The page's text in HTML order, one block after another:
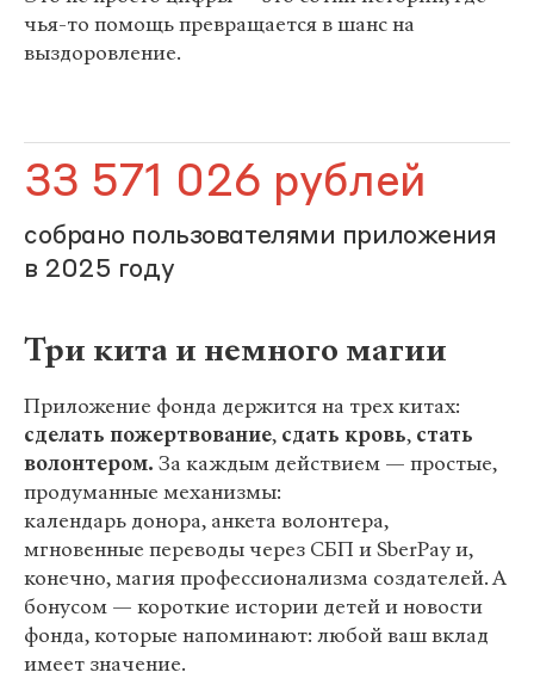
чья-то помощь превращается в шанс на
выздоровление.
33 571 026 рублей
собрано пользователями приложения
в 2025 году
Три кита и немного магии
Приложение фонда держится на трех китах:
сделать пожертвование, сдать кровь, стать
волонтером. За каждым действием — простые,
продуманные механизмы:
календарь донора, анкета волонтера,
мгновенные переводы через СБП и SberPay и,
конечно, магия профессионализма создателей. А
бонусом — короткие истории детей и новости
фонда, которые напоминают: любой ваш вклад
имеет значение.